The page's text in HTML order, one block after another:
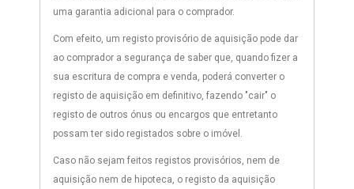
uma garantia adicional para o comprador.
Com efeito, um registo provisório de aquisição pode dar
ao comprador a segurança de saber que, quando fizer a
sua escritura de compra e venda, poderá converter o
registo de aquisição em definitivo, fazendo "cair" o
registo de outros ónus ou encargos que entretanto
possam ter sido registados sobre o imóvel.
Caso não sejam feitos registos provisórios, nem de
aquisição nem de hipoteca, o registo da aquisição